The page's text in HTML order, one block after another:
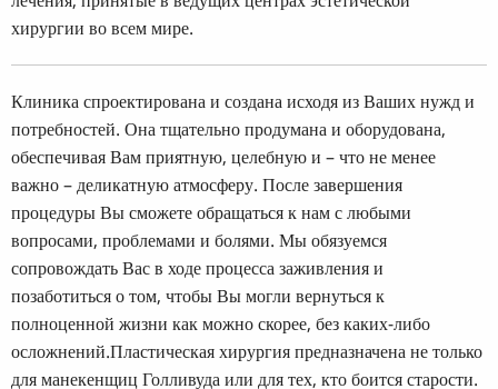
хирургии во всем мире.
Клиника спроектирована и создана исходя из Ваших нужд и
потребностей. Она тщательно продумана и оборудована,
обеспечивая Вам приятную, целебную и – что не менее
важно – деликатную атмосферу. После завершения
процедуры Вы сможете обращаться к нам с любыми
вопросами, проблемами и болями. Мы обязуемся
сопровождать Вас в ходе процесса заживления и
позаботиться о том, чтобы Вы могли вернуться к
полноценной жизни как можно скорее, без каких-либо
осложнений.Пластическая хирургия предназначена не только
для манекенщиц Голливуда или для тех, кто боится старости.